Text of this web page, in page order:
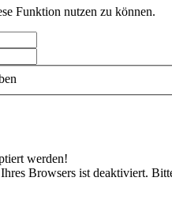
Funktion nutzen zu können.
werden!
Browsers ist deaktiviert.